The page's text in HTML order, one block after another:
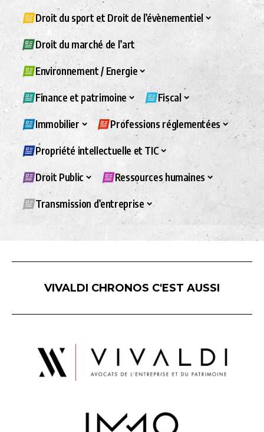
Droit du sport et Droit de l’évènementiel
Droit du marché de l’art
Environnement / Energie
Finance et patrimoine Fiscal
Immobilier Professions réglementées
Propriété intellectuelle et TIC
Droit Public Ressources humaines
Transmission d’entreprise
VIVALDI CHRONOS C'EST AUSSI